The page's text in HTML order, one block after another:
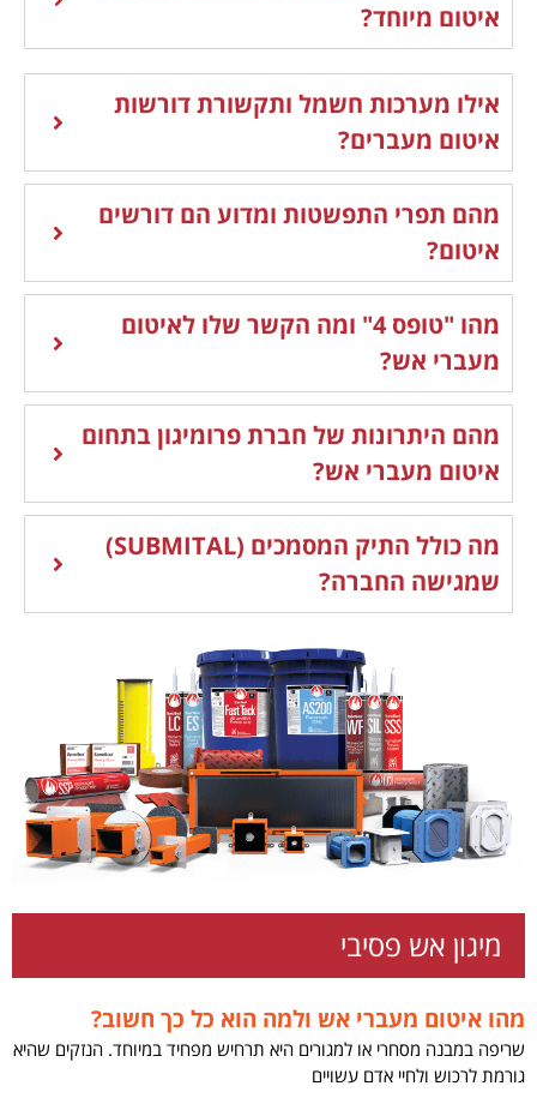
איטום מיוחד?
אילו מערכות חשמל ותקשורת דורשות
איטום מעברים?
מהם תפרי התפשטות ומדוע הם דורשים
איטום?
מהו "טופס 4" ומה הקשר שלו לאיטום
מעברי אש?
מהם היתרונות של חברת פרומיגון בתחום
איטום מעברי אש?
מה כולל התיק המסמכים (SUBMITAL)
שמגישה החברה?
מיגון אש פסיבי
מהו איטום מעברי אש ולמה הוא כל כך חשוב?
שריפה במבנה מסחרי או למגורים היא תרחיש מפחיד במיוחד. הנזקים שהיא
גורמת לרכוש ולחיי אדם עשויים